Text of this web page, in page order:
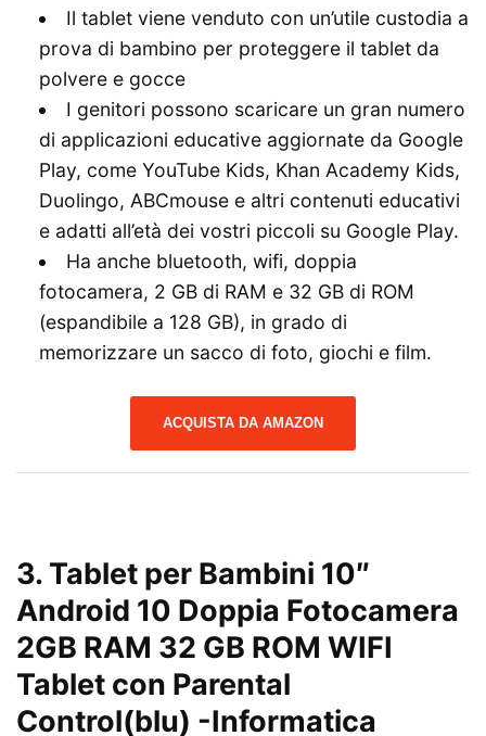
Il tablet viene venduto con un’utile custodia a
prova di bambino per proteggere il tablet da
polvere e gocce
I genitori possono scaricare un gran numero
di applicazioni educative aggiornate da Google
Play, come YouTube Kids, Khan Academy Kids,
Duolingo, ABCmouse e altri contenuti educativi
e adatti all’età dei vostri piccoli su Google Play.
Ha anche bluetooth, wifi, doppia
fotocamera, 2 GB di RAM e 32 GB di ROM
(espandibile a 128 GB), in grado di
memorizzare un sacco di foto, giochi e film.
ACQUISTA DA AMAZON
3. Tablet per Bambini 10″
Android 10 Doppia Fotocamera
2GB RAM 32 GB ROM WIFI
Tablet con Parental
Control(blu) -Informatica